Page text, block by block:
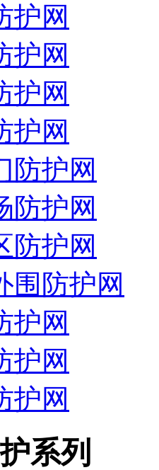
护网
护网
护网
护网
防护网
防护网
防护网
围防护网
护网
护网
护网
系列